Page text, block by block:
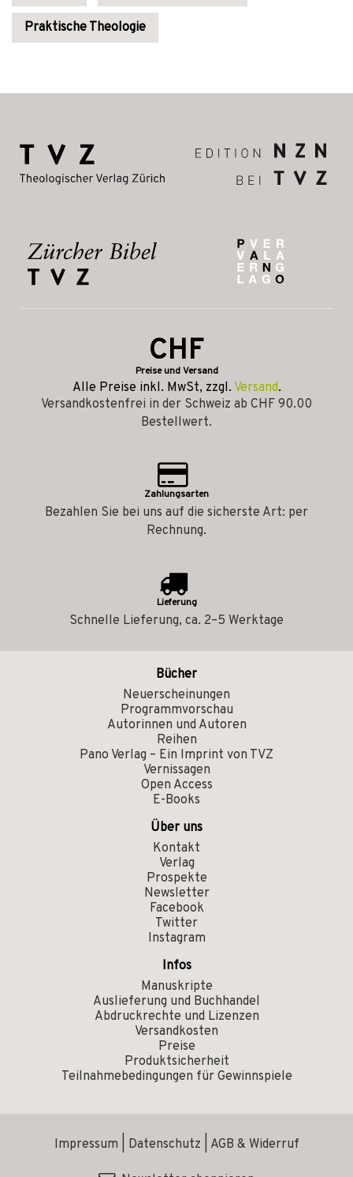
Praktische Theologie
CHF
Preise und Versand
Alle Preise inkl. MwSt, zzgl. Versand.
Versandkostenfrei in der Schweiz ab CHF 90.00
Bestellwert.
Zahlungsarten
Bezahlen Sie bei uns auf die sicherste Art: per
Rechnung.
Lieferung
Schnelle Lieferung, ca. 2–5 Werktage
Bücher
Neuerscheinungen
Programmvorschau
Autorinnen und Autoren
Reihen
Pano Verlag – Ein Imprint von TVZ
Vernissagen
Open Access
E-Books
Über uns
Kontakt
Verlag
Prospekte
Newsletter
Facebook
Twitter
Instagram
Infos
Manuskripte
Auslieferung und Buchhandel
Abdruckrechte und Lizenzen
Versandkosten
Preise
Produktsicherheit
Teilnahmebedingungen für Gewinnspiele
Impressum Datenschutz AGB & Widerruf